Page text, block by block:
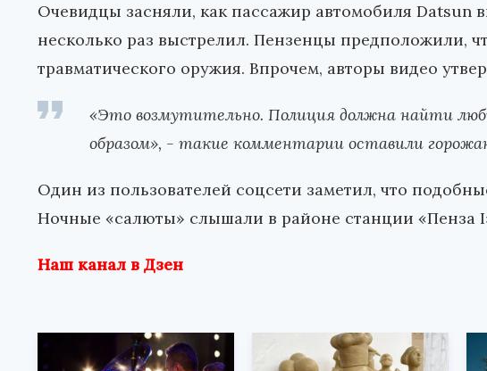
Очевидцы засняли, как пассажир автомобиля Datsun
несколько раз выстрелил. Пензенцы предположили,
травматического оружия. Впрочем, авторы видео
«Это возмутительно. Полиция должна найти
образом», - такие комментарии оставили
Один из пользователей соцсети заметил, что
Ночные «салюты» слышали в районе станции «Пенза
Наш канал в Дзен